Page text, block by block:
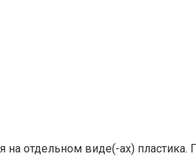
отдельном виде(-ах)